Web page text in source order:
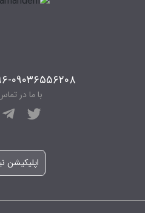
۰۲۱۸۸۱۹۲۴۹۶-
با ما در
اپلیکیشن